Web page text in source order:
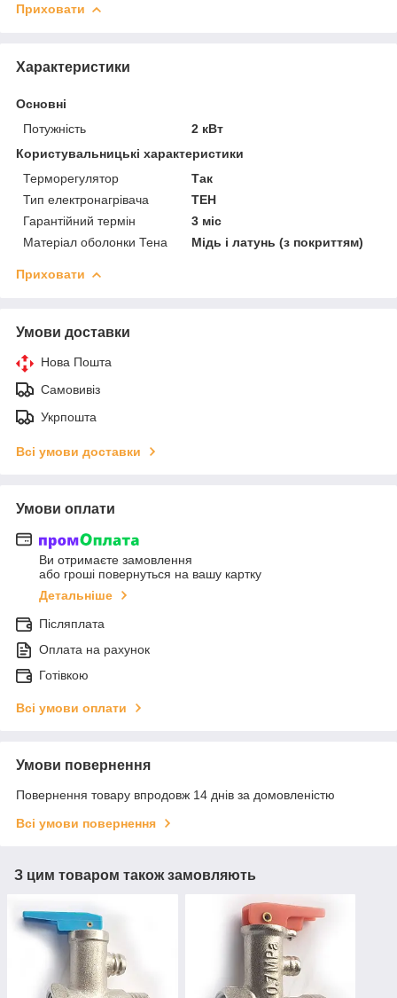
Приховати
Характеристики
Основні
Потужність
2 кВт
Користувальницькі характеристики
Терморегулятор
Так
Тип електронагрівача
ТЕН
Гарантійний термін
3 міс
Матеріал оболонки Тена
Мідь і латунь (з покриттям)
Приховати
Умови доставки
Нова Пошта
Самовивіз
Укрпошта
Всі умови доставки
Умови оплати
Ви отримаєте замовлення
або гроші повернуться на вашу картку
Детальніше
Післяплата
Оплата на рахунок
Готівкою
Всі умови оплати
Умови повернення
Повернення товару впродовж 14 днів за домовленістю
Всі умови повернення
З цим товаром також замовляють